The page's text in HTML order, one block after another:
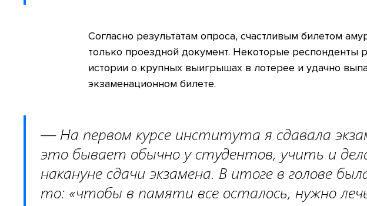
Согласно результатам опроса, счастливым билетом
только проездной документ. Некоторые респонденты
истории о крупных выигрышах в лотерее и удачно
экзаменационном билете.
— На первом курсе института я сдавала
это бывает обычно у студентов, учить и
накануне сдачи экзамена. В итоге в голове
то: «чтобы в памяти все осталось, нужно